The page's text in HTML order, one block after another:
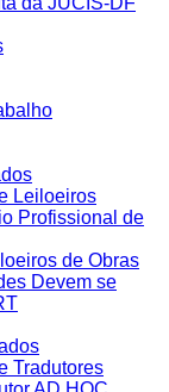
Leiloeiros
Profissional de
de Obras
Devem se
Tradutores